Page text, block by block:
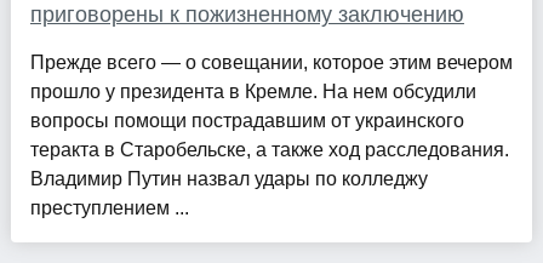
приговорены к пожизненному заключению
Прежде всего — о совещании, которое этим вечером
прошло у президента в Кремле. На нем обсудили
вопросы помощи пострадавшим от украинского
теракта в Старобельске, а также ход расследования.
Владимир Путин назвал удары по колледжу
преступлением ...